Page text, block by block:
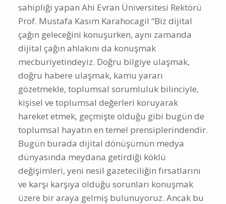
sahipliği yapan Ahi Evran Üniversitesi Rektörü
Prof. Mustafa Kasım Karahocagil “Biz dijital
çağın geleceğini konuşurken, aynı zamanda
dijital çağın ahlakını da konuşmak
mecburiyetindeyiz. Doğru bilgiye ulaşmak,
doğru habere ulaşmak, kamu yararı
gözetmekle, toplumsal sorumluluk bilinciyle,
kişisel ve toplumsal değerleri koruyarak
hareket etmek, geçmişte olduğu gibi bugün de
toplumsal hayatın en temel prensiplerindendir.
Bugün burada dijital dönüşümün medya
dünyasında meydana getirdiği köklü
değişimleri, yeni nesil gazeteciliğin fırsatlarını
ve karşı karşıya olduğu sorunları konuşmak
üzere bir araya gelmiş bulunuyoruz. Ancak bu